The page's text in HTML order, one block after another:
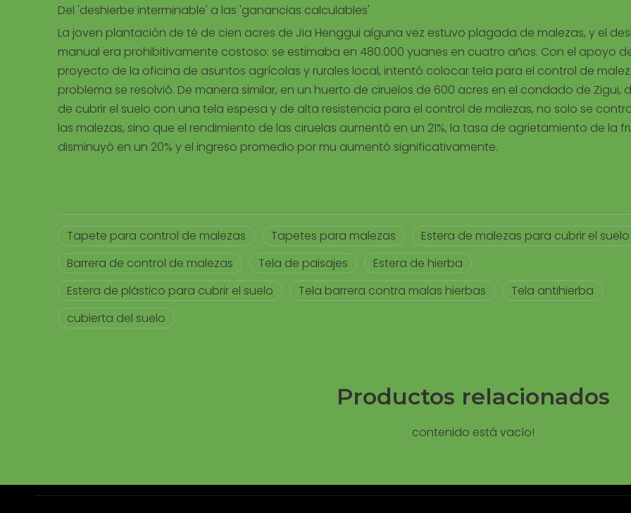
Del 'deshierbe interminable' a las 'ganancias calculables'
La joven plantación de té de cien acres de Jia Henggui alguna vez estuvo plagada de malezas, y el
manual era prohibitivamente costoso: se estimaba en 480.000 yuanes en cuatro años. Con el apoyo
proyecto de la oficina de asuntos agrícolas y rurales local, intentó colocar tela para el control de
problema se resolvió. De manera similar, en un huerto de ciruelos de 600 acres en el condado de Zigui,
de cubrir el suelo con una tela espesa y de alta resistencia para el control de malezas, no solo se
las malezas, sino que el rendimiento de las ciruelas aumentó en un 21%, la tasa de agrietamiento de la
disminuyó en un 20% y el ingreso promedio por mu aumentó significativamente.
Tapete para control de malezas Tapetes para malezas
Estera de malezas para cubrir el suelo
Barrera de control de malezas
Tela de paisajes
Estera de hierba
Estera de plástico para cubrir el suelo
Tela barrera contra malas hierbas
Tela antihierba
cubierta del suelo
Productos relacionados
contenido está vacío!